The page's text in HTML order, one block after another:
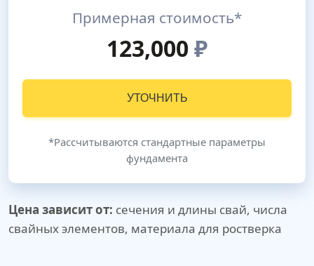
Примерная стоимость*
123,000₽
УТОЧНИТЬ
*Рассчитываются стандартные параметры
фундамента
Цена зависит от: сечения и длины свай, числа
свайных элементов, материала для ростверка